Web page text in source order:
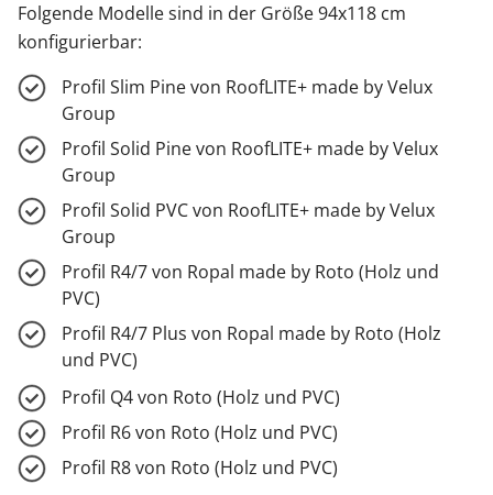
Folgende Modelle sind in der Größe 94x118 cm
konfigurierbar:
Profil Slim Pine von RoofLITE+ made by Velux
Group
Profil Solid Pine von RoofLITE+ made by Velux
Group
Profil Solid PVC von RoofLITE+ made by Velux
Group
Profil R4/7 von Ropal made by Roto (Holz und
PVC)
Profil R4/7 Plus von Ropal made by Roto (Holz
und PVC)
Profil Q4 von Roto (Holz und PVC)
Profil R6 von Roto (Holz und PVC)
Profil R8 von Roto (Holz und PVC)